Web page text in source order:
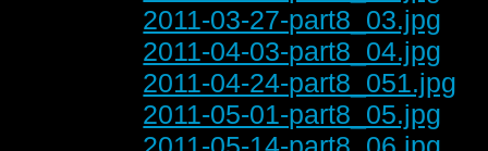
2011-03-27-part8_03.jpg
2011-04-03-part8_04.jpg
2011-04-24-part8_051.jpg
2011-05-01-part8_05.jpg